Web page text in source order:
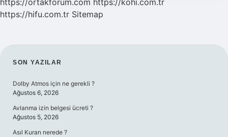
https://ortakforum.com https://kohi.com.tr
https://hifu.com.tr Sitemap
SIDEBAR
SON YAZILAR
Dolby Atmos için ne gerekli ?
Ağustos 6, 2026
Avlanma izin belgesi ücreti ?
Ağustos 5, 2026
Asıl Kuran nerede ?